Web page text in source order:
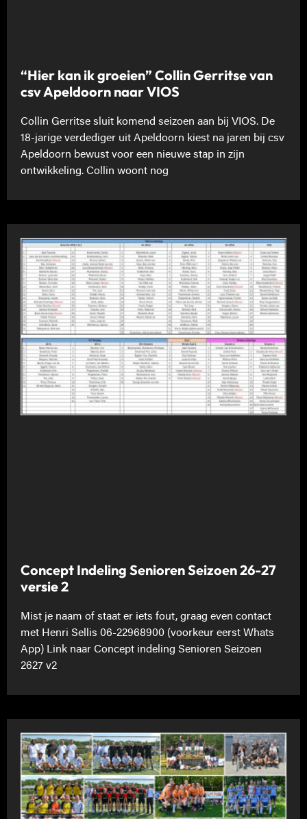
“Hier kan ik groeien” Collin Gerritse van
csv Apeldoorn naar VIOS
Collin Gerritse sluit komend seizoen aan bij VIOS. De
18-jarige verdediger uit Apeldoorn kiest na jaren bij csv
Apeldoorn bewust voor een nieuwe stap in zijn
ontwikkeling. Collin woont nog
Concept Indeling Senioren Seizoen 26-27
versie 2
Mist je naam of staat er iets fout, graag even contact
met Henri Sellis 06-22968900 (voorkeur eerst Whats
App) Link naar Concept indeling Senioren Seizoen
2627 v2